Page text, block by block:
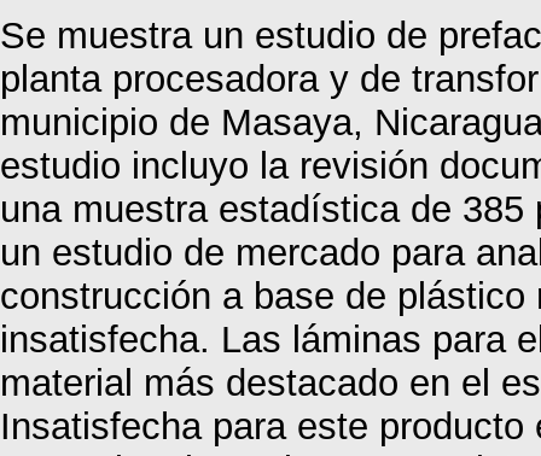
Se muestra un estudio de
planta procesadora y de
municipio de Masaya,
estudio incluyo la revisión
una muestra estadística de
un estudio de mercado para
construcción a base de
insatisfecha. Las láminas para
material más destacado en el
Insatisfecha para este